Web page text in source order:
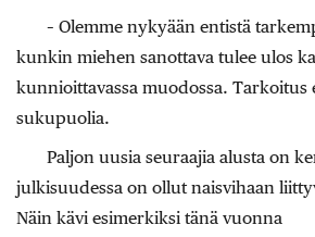
– Olemme nykyään entistä
kunkin miehen sanottava tulee ulos
kunnioittavassa muodossa. Tarkoitus
sukupuolia.
Paljon uusia seuraajia alusta on
julkisuudessa on ollut naisvihaan
Näin kävi esimerkiksi tänä vuonna